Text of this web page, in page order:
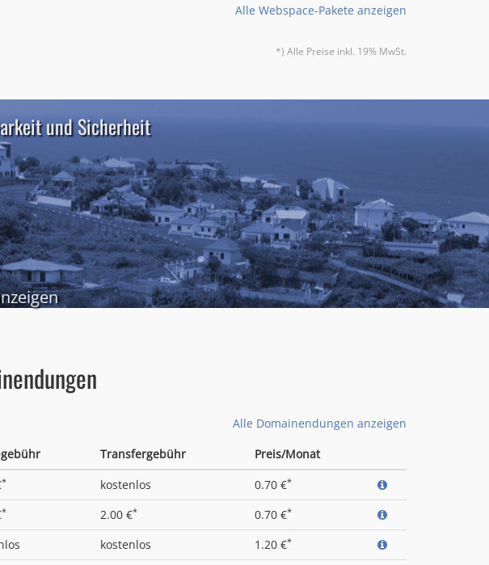
Alle Webspace-Pakete anzeigen
*) Alle Preise inkl. 19% MwSt.
und Sicherheit
Alle Domainendungen anzeigen
Transfergebühr
Preis/Monat
* kostenlos 0.70 €*
* 2.00 €* 0.70 €*
kostenlos 1.20 €*